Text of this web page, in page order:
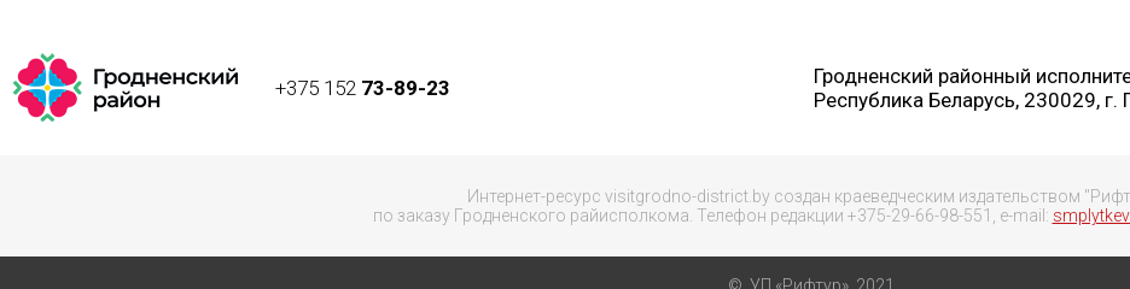
+375 152 73-89-23
Гродненский районный
Республика Беларусь, 230029, г.
Интернет-ресурс visitgrodno-district.by создан краеведческим издательством
по заказу Гродненского райисполкома. Телефон редакции +375-29-66-98-551, e-mail:
© УП «Рифтур», 2021